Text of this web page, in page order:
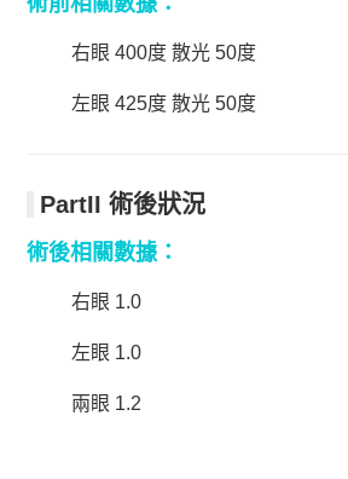
右眼 400度 散光 50度
左眼 425度 散光 50度
PartII 術後狀況
術後相關數據：
右眼 1.0
左眼 1.0
兩眼 1.2